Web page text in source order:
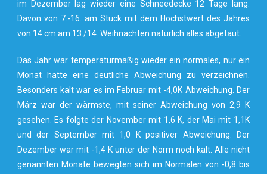
im Dezember lag wieder eine Schneedecke 12 Tage lang.
Davon von 7.-16. am Stück mit dem Höchstwert des Jahres
von 14 cm am 13./14. Weihnachten natürlich alles abgetaut.
Das Jahr war temperaturmäßig wieder ein normales, nur ein
Monat hatte eine deutliche Abweichung zu verzeichnen.
Besonders kalt war es im Februar mit -4,0K Abweichung. Der
März war der wärmste, mit seiner Abweichung von 2,9 K
gesehen. Es folgte der November mit 1,6 K, der Mai mit 1,1K
und der September mit 1,0 K positiver Abweichung. Der
Dezember war mit -1,4 K unter der Norm noch kalt. Alle nicht
genannten Monate bewegten sich im Normalen von -0,8 bis